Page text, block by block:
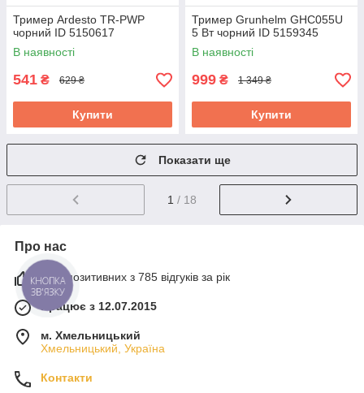
Тример Ardesto TR-PWP
чорний ID 5150617
В наявності
541 ₴ 629 ₴
Купити
Тример Grunhelm GHC055U
5 Вт чорний ID 5159345
В наявності
999 ₴ 1 349 ₴
Купити
Показати ще
1 / 18
Про нас
93% позитивних з 785 відгуків за рік
Працює з 12.07.2015
м. Хмельницький
Хмельницький, Україна
Контакти
КНОПКА
ЗВ'ЯЗКУ